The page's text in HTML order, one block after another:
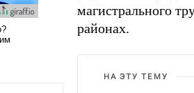
магистрального
районах.
НА ЭТУ ТЕМУ